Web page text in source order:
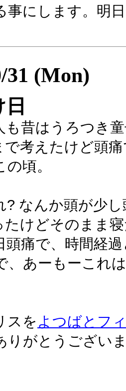
事にします。明
31 (Mon)
も昔はうろつき
で考えたけど頭
頃。
? なんか頭が少
たけどそのまま
頭痛で、時間経
、あーもーこれ
スを よつばとフ
りがとうござい